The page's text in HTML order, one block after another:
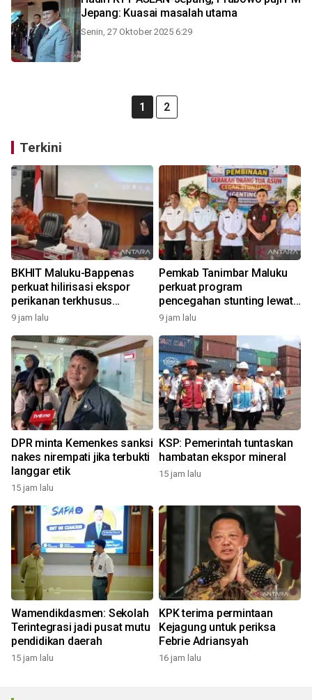
Jepang: Kuasai masalah utama
Senin, 27 Oktober 2025 6:29
1 2
Terkini
BKHIT Maluku-Bappenas
perkuat hilirisasi ekspor
perikanan terkhusus
komoditas TCT
9 jam lalu
Pemkab Tanimbar Maluku
perkuat program
pencegahan stunting lewat
Genting 2026
9 jam lalu
DPR minta Kemenkes sanksi
nakes nirempati jika terbukti
langgar etik
15 jam lalu
KSP: Pemerintah tuntaskan
hambatan ekspor mineral
15 jam lalu
Wamendikdasmen: Sekolah
Terintegrasi jadi pusat mutu
pendidikan daerah
15 jam lalu
KPK terima permintaan
Kejagung untuk periksa
Febrie Adriansyah
16 jam lalu